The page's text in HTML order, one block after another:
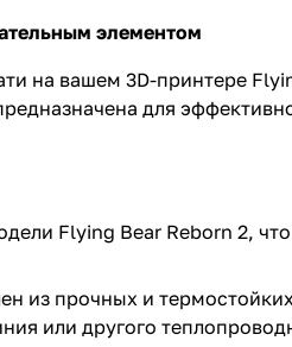
элементом
на вашем 3D-принтере
для
Flying Bear Reborn 2,
из прочных и
или другого